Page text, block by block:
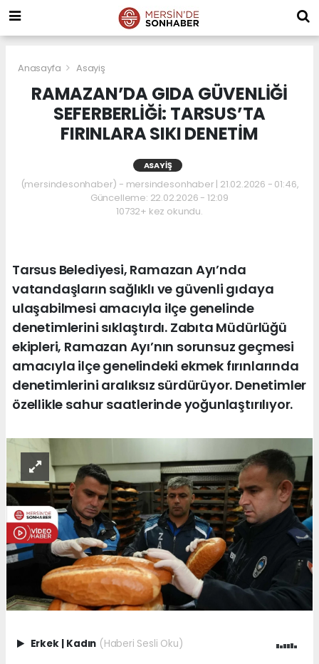
Anasayfa Asayiş
RAMAZAN’DA GIDA GÜVENLİĞİ
SEFERBERLİĞİ: TARSUS’TA
FIRINLARA SIKI DENETİM
ASAYIŞ
(mersindesonhaber) - mersindesonhaber | 21.02.2026 - 01:46,
Güncelleme: 22.02.2026 - 12:09
10732+ kez okundu.
Tarsus Belediyesi, Ramazan Ayı’nda
vatandaşların sağlıklı ve güvenli gıdaya
ulaşabilmesi amacıyla ilçe genelinde
denetimlerini sıklaştırdı. Zabıta Müdürlüğü
ekipleri, Ramazan Ayı’nın sorunsuz geçmesi
amacıyla ilçe genelindeki ekmek fırınlarında
denetimlerini aralıksız sürdürüyor. Denetimler
özellikle sahur saatlerinde yoğunlaştırılıyor.
Erkek | Kadın (Haberi Sesli Oku)